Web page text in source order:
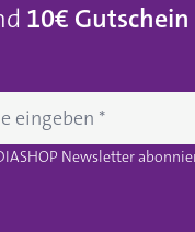
10€
Newsletter